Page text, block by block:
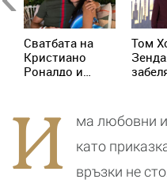
Сватбата на
Кристиано
Роналдо и
церемония
днес?
Том
И
ма любовни
като
връзки не